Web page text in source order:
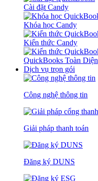
Cài đặt Candy
Khóa học Candy
Kiến thức Candy
QuickBooks Toàn Diện
Dịch vụ trọn gói
Công nghệ thông tin
Giải pháp thanh toán
Đăng ký DUNS